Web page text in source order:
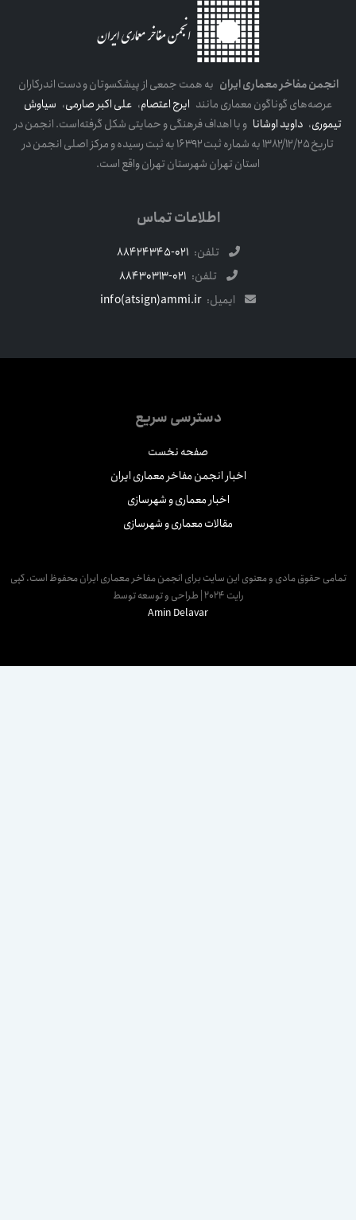
انجمن مفاخر معماری ایرانبه همت جمعی از پیشکسوتان و دست اندرکاران
عرصه‌های گوناگون معماری مانندایرج اعتصام،علی اکبر صارمی،سیاوش
تیموری،داوید اوشاناو با اهداف فرهنگی و حمایتی شکل گرفته‌است. انجمن در
تاریخ ۱۳۸۲/۱۲/۲۵ به شماره ثبت ۱۶۳۹۲ به ثبت رسیده و مرکز اصلی انجمن در
استان تهران شهرستان تهران واقع است.
اطلاعات تماس
تلفن: 021-88424345
تلفن: 021-88430313
ایمیل: info(atsign)ammi.ir
دسترسی سریع
صفحه نخست
اخبار انجمن مفاخر معماری ایران
اخبار معماری و شهرسازی
مقالات معماری و شهرسازی
حقوق مادی و معنوی این سایت برای انجمن مفاخر معماری ایران محفوظ است. کپی
رایت 2024 | طراحی و توسعه توسط
Amin Delavar